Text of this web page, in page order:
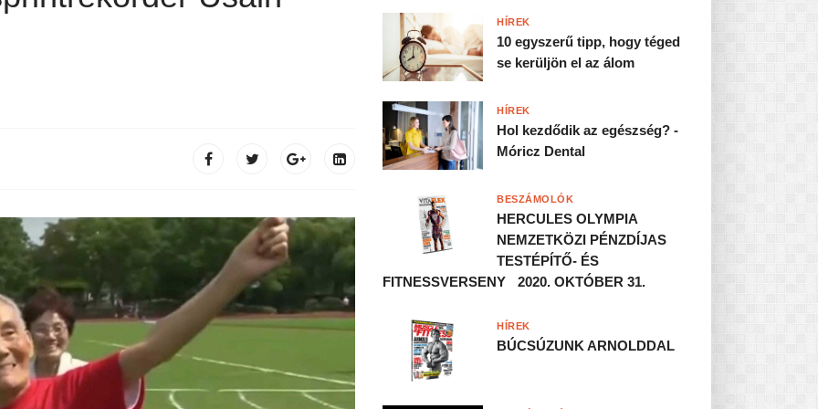
10 egyszerű tipp, hogy téged
se kerüljön el az álom
HÍREK
Hol kezdődik az egészség? -
Móricz Dental
HÍREK
HERCULES OLYMPIA
NEMZETKÖZI PÉNZDÍJAS
TESTÉPÍTŐ- ÉS
FITNESSVERSENY 2020. OKTÓBER 31.
BESZÁMOLÓK
BÚCSÚZUNK ARNOLDDAL
HÍREK